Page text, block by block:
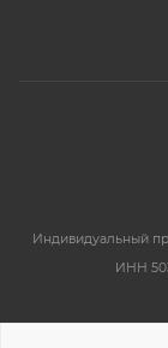
Индивидуальный
ИНН